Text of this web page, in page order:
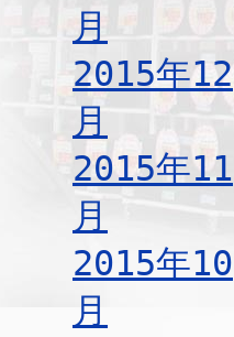
月
2015年12
月
2015年11
月
2015年10
月